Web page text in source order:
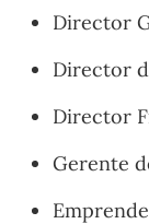
Director
Director
Director
Gerente